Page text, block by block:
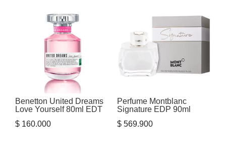
Benetton United Dreams
Love Yourself 80ml EDT
$ 160.000
Perfume Montblanc
Signature EDP 90ml
$569.900